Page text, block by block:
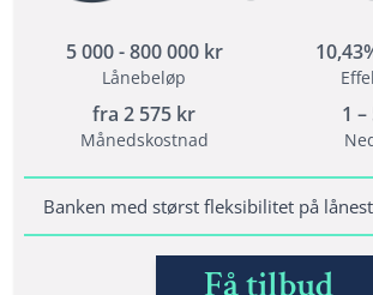
Alderskrav: 20 - 70 år
5 000 - 800 000 kr
Lånebeløp
fra 2 575 kr
Månedskostnad
1
Banken med størst fleksibilitet på